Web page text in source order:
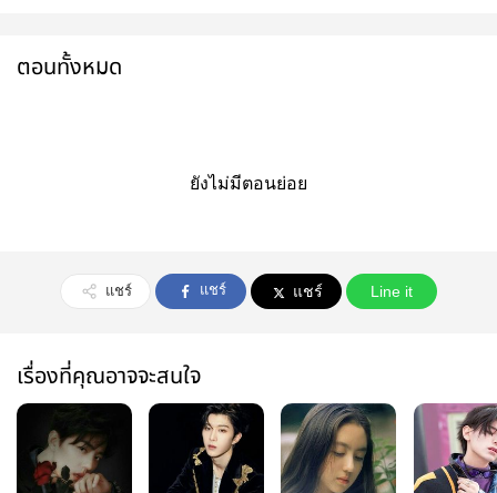
ตอนทั้งหมด
ยังไม่มีตอนย่อย
แชร์ แชร์ แชร์ Line it
เรื่องที่คุณอาจจะสนใจ